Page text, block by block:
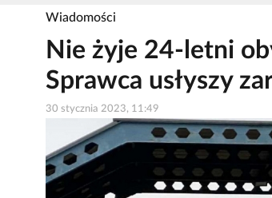
Wiadomości
Nie żyje 24-letni
Sprawca usłyszy
30 stycznia 2023, 11:49